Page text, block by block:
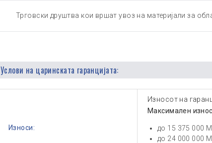
Трговски друштва кои вршат увоз на материјали за
Услови на царинската гаранцијата:
Износи:
Износот на
Максимален
до 15 375 000
до 24 000 000